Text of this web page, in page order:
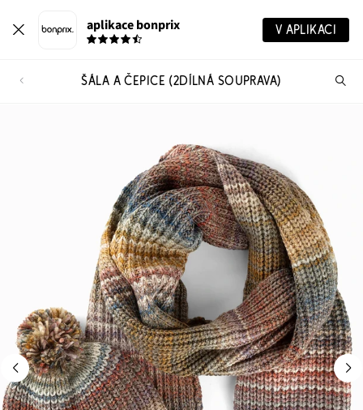
aplikace bonprix V APLIKACI
ŠÁLA A ČEPICE (2DÍLNÁ SOUPRAVA)